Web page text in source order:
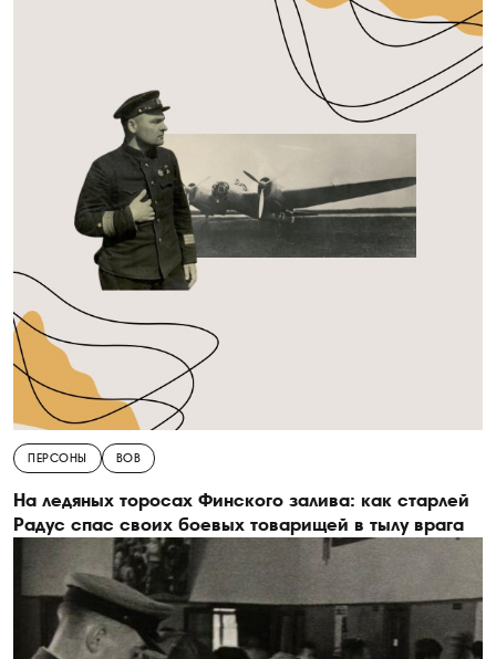
ПЕРСОНЫ ВОВ
На ледяных торосах Финского залива: как старлей
Радус спас своих боевых товарищей в тылу врага